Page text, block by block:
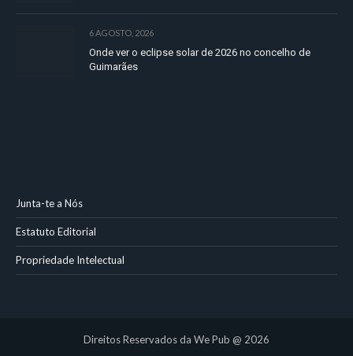
6 AGOSTO, 2026
Onde ver o eclipse solar de 2026 no concelho de
Guimarães
Junta-te a Nós
Estatuto Editorial
Propriedade Intelectual
Direitos Reservados da We Pub @ 2026